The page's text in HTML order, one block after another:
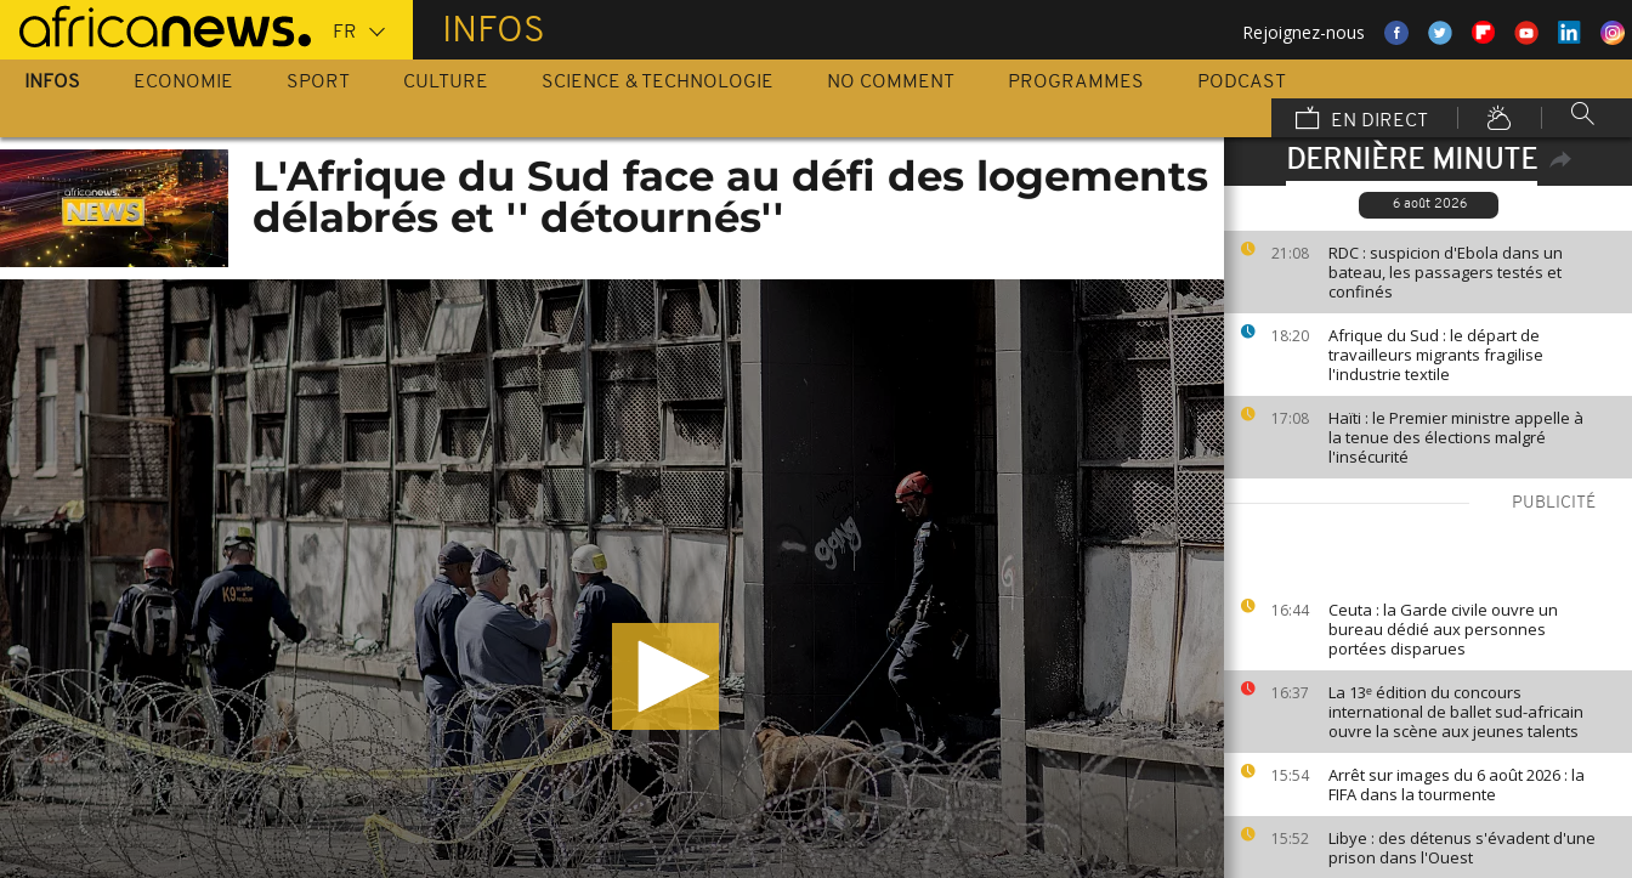
Passer
au
contenu
INFOS Rejoignez-nous
INFOS ECONOMIE SPORT CULTURE SCIENCE & TECHNOLOGIE NO COMMENT PROGRAMMES
PODCAST
EN DIRECT
DERNIÈRE MINUTE
6 août 2026
21:08
RDC : suspicion d'Ebola dans un
bateau, les passagers testés et
confinés
18:20
Afrique du Sud : le départ de
travailleurs migrants fragilise
l'industrie textile
17:08
Haïti : le Premier ministre appelle à
la tenue des élections malgré
l'insécurité
PUBLICITÉ
16:44
Ceuta : la Garde civile ouvre un
bureau dédié aux personnes
portées disparues
16:37
La 13ᵉ édition du concours
international de ballet sud-africain
ouvre la scène aux jeunes talents
15:54
Arrêt sur images du 6 août 2026 : la
FIFA dans la tourmente
15:52
Libye : des détenus s'évadent d'une
prison dans l'Ouest
L'Afrique du Sud face au défi des logements
délabrés et '' détournés''